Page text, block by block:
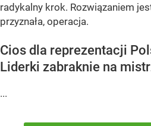
radykalny krok. Rozwiązaniem
przyznała, operacja.
Cios dla reprezentacji
Liderki zabraknie na
...